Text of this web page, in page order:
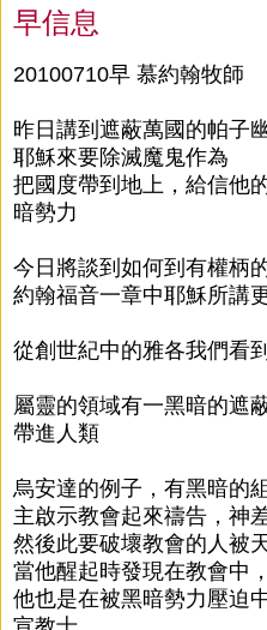
早信息
20100710早 慕約翰牧師
昨日講到遮蔽萬國的帕子
耶穌來要除滅魔鬼作為
把國度帶到地上，給信他
暗勢力
今日將談到如何到有權柄
約翰福音一章中耶穌所講
從創世紀中的雅各我們看
屬靈的領域有一黑暗的遮
帶進人類
烏安達的例子，有黑暗的
主啟示教會起來禱告，神
然後此要破壞教會的人被
當他醒起時發現在教會中
他也是在被黑暗勢力壓迫